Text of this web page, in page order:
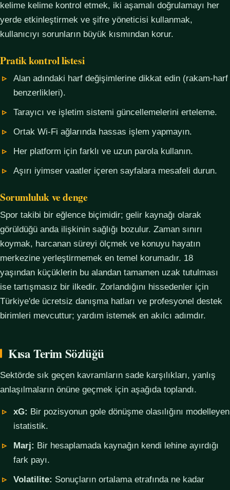
kelime kelime kontrol etmek, iki aşamalı doğrulamayı her
yerde etkinleştirmek ve şifre yöneticisi kullanmak,
kullanıcıyı sorunların büyük kısmından korur.
Pratik kontrol listesi
Alan adındaki harf değişimlerine dikkat edin (rakam-harf
benzerlikleri).
Tarayıcı ve işletim sistemi güncellemelerini erteleme.
Ortak Wi-Fi ağlarında hassas işlem yapmayın.
Her platform için farklı ve uzun parola kullanın.
Aşırı iyimser vaatler içeren sayfalara mesafeli durun.
Sorumluluk ve denge
Spor takibi bir eğlence biçimidir; gelir kaynağı olarak
görüldüğü anda ilişkinin sağlığı bozulur. Zaman sınırı
koymak, harcanan süreyi ölçmek ve konuyu hayatın
merkezine yerleştirmemek en temel korumadır. 18
yaşından küçüklerin bu alandan tamamen uzak tutulması
ise tartışmasız bir ilkedir. Zorlandığını hissedenler için
Türkiye'de ücretsiz danışma hatları ve profesyonel destek
birimleri mevcuttur; yardım istemek en akılcı adımdır.
Kısa Terim Sözlüğü
Sektörde sık geçen kavramların sade karşılıkları, yanlış
anlaşılmaların önüne geçmek için aşağıda toplandı.
xG: Bir pozisyonun gole dönüşme olasılığını modelleyen
istatistik.
Marj: Bir hesaplamada kaynağın kendi lehine ayırdığı
fark payı.
Volatilite: Sonuçların ortalama etrafında ne kadar